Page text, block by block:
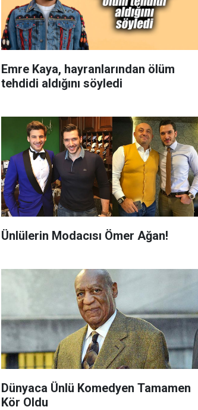
Emre Kaya, hayranlarından ölüm
tehdidi aldığını söyledi
Ünlülerin Modacısı Ömer Ağan!
Dünyaca Ünlü Komedyen Tamamen
Kör Oldu